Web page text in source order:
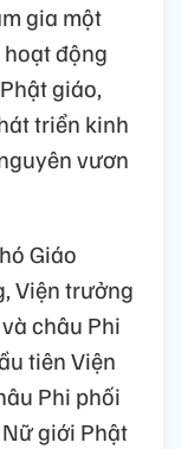
gia một
động
giáo,
triển kinh
vươn
Giáo
Viện trưởng
châu Phi
tiên Viện
Phi phối
giới Phật